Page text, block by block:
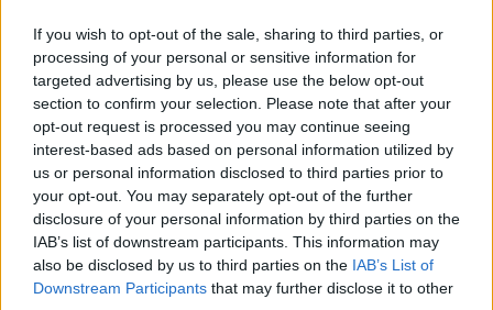
If you wish to opt-out of the sale, sharing to third parties, or
processing of your personal or sensitive information for
targeted advertising by us, please use the below opt-out
section to confirm your selection. Please note that after your
opt-out request is processed you may continue seeing
interest-based ads based on personal information utilized by
us or personal information disclosed to third parties prior to
your opt-out. You may separately opt-out of the further
disclosure of your personal information by third parties on the
IAB’s list of downstream participants. This information may
also be disclosed by us to third parties on the IAB’s List of
Downstream Participants that may further disclose it to other
NIO показа как електрическата кола
ET9 се отърсва от снега (видео)
20.02.2024 / 18:00